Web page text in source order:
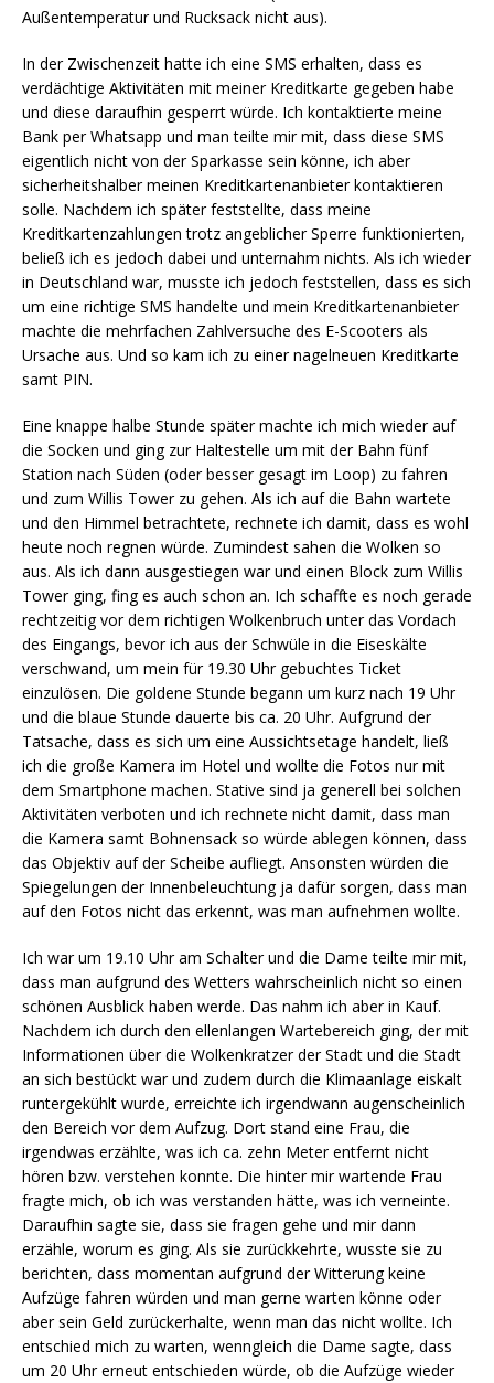
Außentemperatur und Rucksack nicht aus).
In der Zwischenzeit hatte ich eine SMS erhalten, dass es
verdächtige Aktivitäten mit meiner Kreditkarte gegeben habe
und diese daraufhin gesperrt würde. Ich kontaktierte meine
Bank per Whatsapp und man teilte mir mit, dass diese SMS
eigentlich nicht von der Sparkasse sein könne, ich aber
sicherheitshalber meinen Kreditkartenanbieter kontaktieren
solle. Nachdem ich später feststellte, dass meine
Kreditkartenzahlungen trotz angeblicher Sperre funktionierten,
beließ ich es jedoch dabei und unternahm nichts. Als ich wieder
in Deutschland war, musste ich jedoch feststellen, dass es sich
um eine richtige SMS handelte und mein Kreditkartenanbieter
machte die mehrfachen Zahlversuche des E-Scooters als
Ursache aus. Und so kam ich zu einer nagelneuen Kreditkarte
samt PIN.
Eine knappe halbe Stunde später machte ich mich wieder auf
die Socken und ging zur Haltestelle um mit der Bahn fünf
Station nach Süden (oder besser gesagt im Loop) zu fahren
und zum Willis Tower zu gehen. Als ich auf die Bahn wartete
und den Himmel betrachtete, rechnete ich damit, dass es wohl
heute noch regnen würde. Zumindest sahen die Wolken so
aus. Als ich dann ausgestiegen war und einen Block zum Willis
Tower ging, fing es auch schon an. Ich schaffte es noch gerade
rechtzeitig vor dem richtigen Wolkenbruch unter das Vordach
des Eingangs, bevor ich aus der Schwüle in die Eiseskälte
verschwand, um mein für 19.30 Uhr gebuchtes Ticket
einzulösen. Die goldene Stunde begann um kurz nach 19 Uhr
und die blaue Stunde dauerte bis ca. 20 Uhr. Aufgrund der
Tatsache, dass es sich um eine Aussichtsetage handelt, ließ
ich die große Kamera im Hotel und wollte die Fotos nur mit
dem Smartphone machen. Stative sind ja generell bei solchen
Aktivitäten verboten und ich rechnete nicht damit, dass man
die Kamera samt Bohnensack so würde ablegen können, dass
das Objektiv auf der Scheibe aufliegt. Ansonsten würden die
Spiegelungen der Innenbeleuchtung ja dafür sorgen, dass man
auf den Fotos nicht das erkennt, was man aufnehmen wollte.
Ich war um 19.10 Uhr am Schalter und die Dame teilte mir mit,
dass man aufgrund des Wetters wahrscheinlich nicht so einen
schönen Ausblick haben werde. Das nahm ich aber in Kauf.
Nachdem ich durch den ellenlangen Wartebereich ging, der mit
Informationen über die Wolkenkratzer der Stadt und die Stadt
an sich bestückt war und zudem durch die Klimaanlage eiskalt
runtergekühlt wurde, erreichte ich irgendwann augenscheinlich
den Bereich vor dem Aufzug. Dort stand eine Frau, die
irgendwas erzählte, was ich ca. zehn Meter entfernt nicht
hören bzw. verstehen konnte. Die hinter mir wartende Frau
fragte mich, ob ich was verstanden hätte, was ich verneinte.
Daraufhin sagte sie, dass sie fragen gehe und mir dann
erzähle, worum es ging. Als sie zurückkehrte, wusste sie zu
berichten, dass momentan aufgrund der Witterung keine
Aufzüge fahren würden und man gerne warten könne oder
aber sein Geld zurückerhalte, wenn man das nicht wollte. Ich
entschied mich zu warten, wenngleich die Dame sagte, dass
um 20 Uhr erneut entschieden würde, ob die Aufzüge wieder